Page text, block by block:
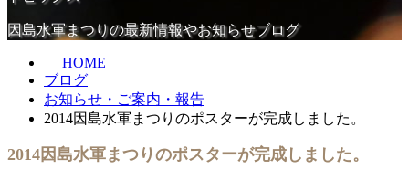
因島水軍まつりの最新情報やお知らせブログ
HOME
ブログ
お知らせ・ご案内・報告
2014因島水軍まつりのポスターが完成しました。
2014因島水軍まつりのポスターが完成しました。